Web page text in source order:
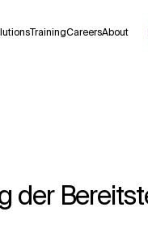
TrainingCareersAbout
der